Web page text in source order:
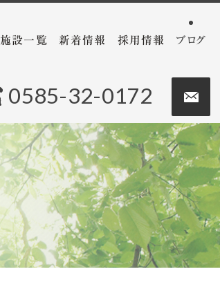
施設一覧 新着情報 採用情報 ブログ
0585-32-0172